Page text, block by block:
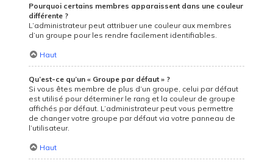
Pourquoi certains membres apparaissent dans une couleur
différente ?
L’administrateur peut attribuer une couleur aux membres
d’un groupe pour les rendre facilement identifiables.
Haut
Qu’est-ce qu’un « Groupe par défaut » ?
Si vous êtes membre de plus d’un groupe, celui par défaut
est utilisé pour déterminer le rang et la couleur de groupe
affichés par défaut. L’administrateur peut vous permettre
de changer votre groupe par défaut via votre panneau de
l’utilisateur.
Haut